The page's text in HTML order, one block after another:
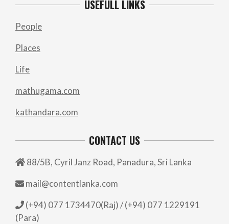
USEFULL LINKS
People
Places
Life
mathugama.com
kathandara.com
CONTACT US
88/5B, Cyril Janz Road, Panadura, Sri Lanka
mail@contentlanka.com
(+94) 077 1734470(Raj) / (+94) 077 1229191
(Para)